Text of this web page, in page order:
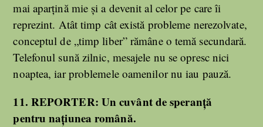
mai aparțină mie și a devenit al celor pe care îi
reprezint. Atât timp cât există probleme nerezolvate,
conceptul de „timp liber” rămâne o temă secundară.
Telefonul sună zilnic, mesajele nu se opresc nici
noaptea, iar problemele oamenilor nu iau pauză.
11. REPORTER: Un cuvânt de speranță
pentru națiunea română.